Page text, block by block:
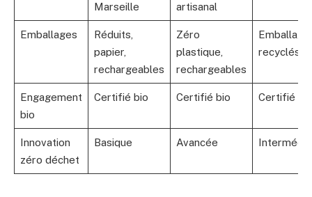
Marseille
artisanal
Emballages
Réduits,
papier,
rechargeables
Zéro
plastique,
rechargeables
recyclés
Engagement
bio
Certifié bio Certifié bio Certifié bio
Innovation
zéro déchet
Basique Avancée